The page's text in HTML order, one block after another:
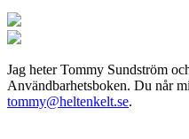
Jag heter Tommy Sundström
Användbarhetsboken. Du når
tommy@heltenkelt.se.